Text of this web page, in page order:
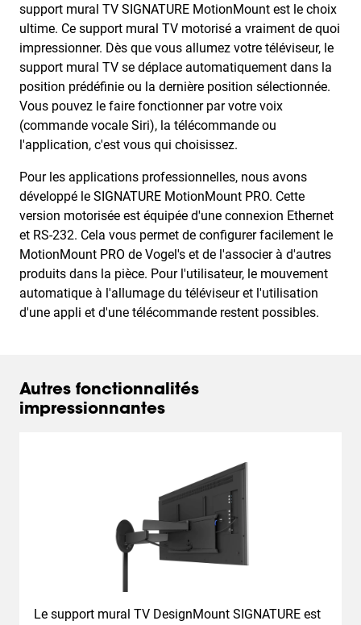
support mural TV SIGNATURE MotionMount est le choix
ultime. Ce support mural TV motorisé a vraiment de quoi
impressionner. Dès que vous allumez votre téléviseur, le
support mural TV se déplace automatiquement dans la
position prédéfinie ou la dernière position sélectionnée.
Vous pouvez le faire fonctionner par votre voix
(commande vocale Siri), la télécommande ou
l'application, c'est vous qui choisissez.
Pour les applications professionnelles, nous avons
développé le SIGNATURE MotionMount PRO. Cette
version motorisée est équipée d'une connexion Ethernet
et RS-232. Cela vous permet de configurer facilement le
MotionMount PRO de Vogel's et de l'associer à d'autres
produits dans la pièce. Pour l'utilisateur, le mouvement
automatique à l'allumage du téléviseur et l'utilisation
d'une appli et d'une télécommande restent possibles.
Autres fonctionnalités
impressionnantes
Le support mural TV DesignMount SIGNATURE est